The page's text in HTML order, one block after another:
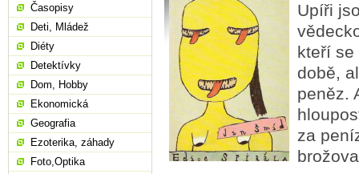
Upíři
kteří se
době,
peněz.
za
Časopisy
Deti, Mládež
Diéty
Detektívky
Dom, Hobby
Ekonomická
Geografia
Ezoterika, záhady
Foto,Optika